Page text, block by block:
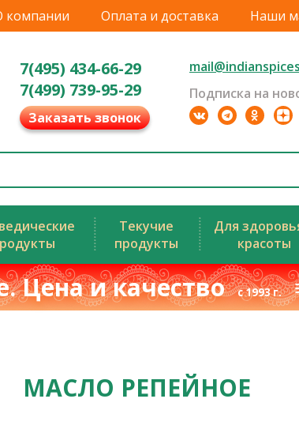
компании Оплата и доставка Наши
7(495) 434-66-29
7(499) 739-95-29
Заказать звонок
Подписка на
Текучие
продукты
Для
красоты
Цена и качествос 1993 г.
МАСЛО РЕПЕЙНОЕ